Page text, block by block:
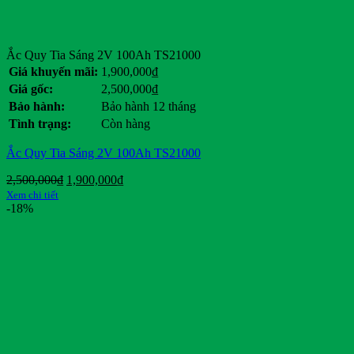
Ắc Quy Tia Sáng 2V 100Ah TS21000
Giá khuyến mãi: 1,900,000₫
Giá gốc:
2,500,000₫
Bảo hành:
Bảo hành 12 tháng
Tình trạng:
Còn hàng
Ắc Quy Tia Sáng 2V 100Ah TS21000
2,500,000₫ Giá
1,900,000₫Giá
Xem chi tiết
-18%